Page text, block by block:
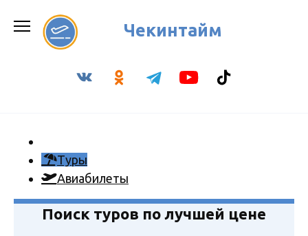
содержанию
Чекинтайм
Туры
Авиабилеты
Поиск туров по лучшей цене